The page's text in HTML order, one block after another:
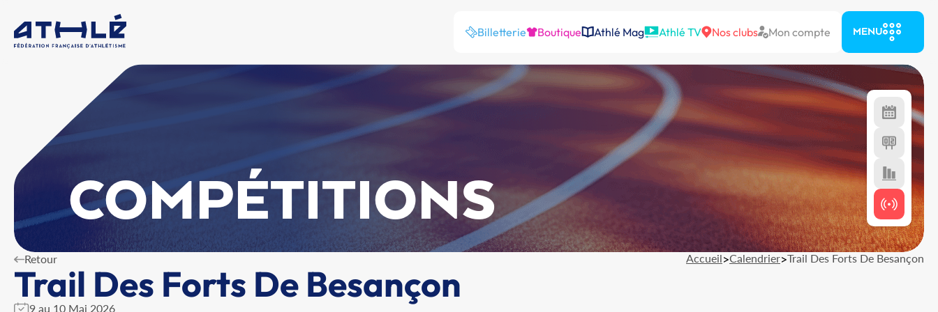
Billetterie Boutique Athlé Mag Athlé TV Nos clubs Mon compte MENU
COMPÉTITIONS
Retour Accueil>Calendrier>Trail Des Forts De Besançon
Trail Des Forts De Besançon
9 au 10 Mai 2026